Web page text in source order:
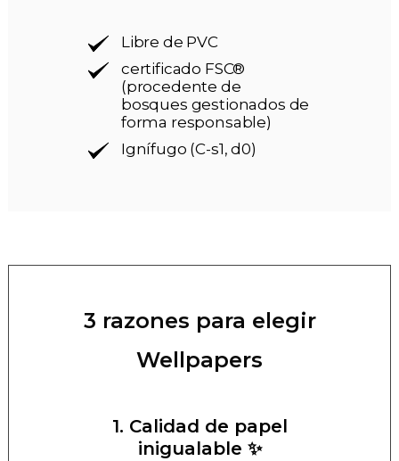
Libre de PVC
certificado FSC®
(procedente de
bosques gestionados de
forma responsable)
Ignífugo (C-s1, d0)
3 razones para elegir
Wellpapers
1. Calidad de papel
inigualable ✨